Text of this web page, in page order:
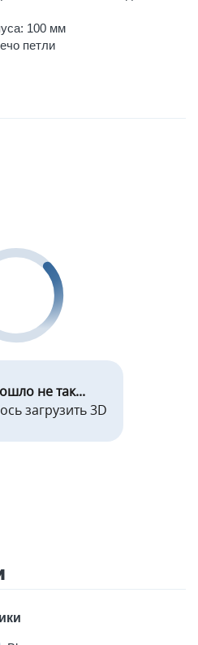
100 мм
петли
не так...
загрузить 3D